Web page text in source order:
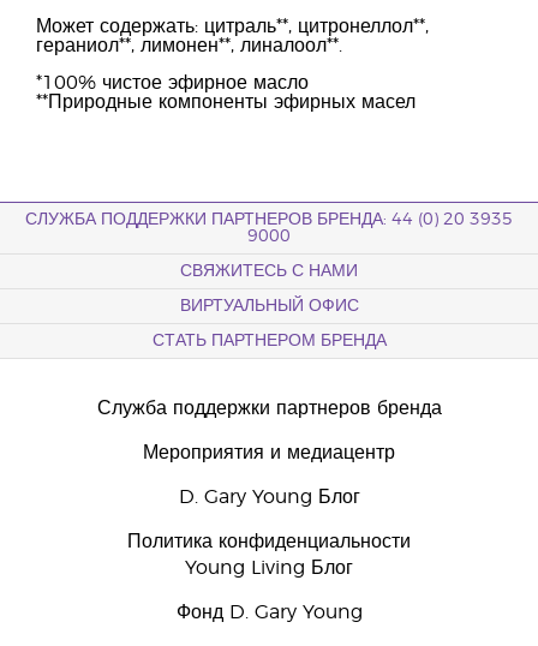
Может содержать: цитраль**, цитронеллол**,
гераниол**, лимонен**, линалоол**.
*100% чистое эфирное масло
**Природные компоненты эфирных масел
СЛУЖБА ПОДДЕРЖКИ ПАРТНЕРОВ БРЕНДА: 44 (0) 20 3935
9000
СВЯЖИТЕСЬ С НАМИ
ВИРТУАЛЬНЫЙ ОФИС
СТАТЬ ПАРТНЕРОМ БРЕНДА
Служба поддержки партнеров бренда
Мероприятия и медиацентр
D. Gary Young Блог
Политика конфиденциальности
Young Living Блог
Фонд D. Gary Young